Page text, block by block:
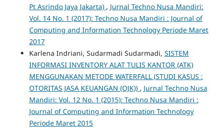
Pt Asrindo Jaya Jakarta) , Jurnal Techno Nusa Mandiri:
Vol. 14 No. 1 (2017): Techno Nusa Mandiri : Journal of
Computing and Information Technology Periode Maret
2017
Karlena Indriani, Sudarmadi Sudarmadi, SISTEM
INFORMASI INVENTORY ALAT TULIS KANTOR (ATK)
MENGGUNAKAN METODE WATERFALL (STUDI KASUS :
OTORITAS JASA KEUANGAN (OJK)) , Jurnal Techno Nusa
Mandiri: Vol. 12 No. 1 (2015): Techno Nusa Mandiri :
Journal of Computing and Information Technology
Periode Maret 2015